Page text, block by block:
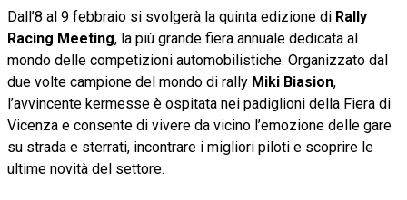
Dall’8 al 9 febbraio si svolgerà la quinta edizione di Rally
Racing Meeting, la più grande fiera annuale dedicata al
mondo delle competizioni automobilistiche. Organizzato dal
due volte campione del mondo di rally Miki Biasion,
l’avvincente kermesse è ospitata nei padiglioni della Fiera di
Vicenza e consente di vivere da vicino l’emozione delle gare
su strada e sterrati, incontrare i migliori piloti e scoprire le
ultime novità del settore.